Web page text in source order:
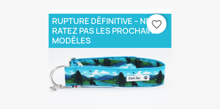
RUPTURE DÉFINITIVE – NE
RATEZ PAS LES PROCHAINS
MODÈLES
favorite_border